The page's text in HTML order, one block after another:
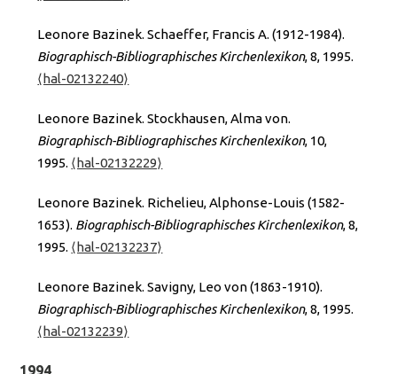
Leonore Bazinek. Schaeffer, Francis A. (1912-1984).
Biographisch-Bibliographisches Kirchenlexikon, 8, 1995.
⟨hal-02132240⟩
Leonore Bazinek. Stockhausen, Alma von.
Biographisch-Bibliographisches Kirchenlexikon, 10,
1995. ⟨hal-02132229⟩
Leonore Bazinek. Richelieu, Alphonse-Louis (1582-
1653). Biographisch-Bibliographisches Kirchenlexikon, 8,
1995. ⟨hal-02132237⟩
Leonore Bazinek. Savigny, Leo von (1863-1910).
Biographisch-Bibliographisches Kirchenlexikon, 8, 1995.
⟨hal-02132239⟩
1994